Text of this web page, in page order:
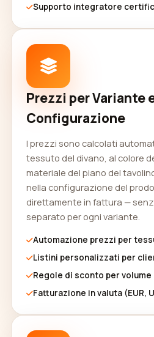
Supporto integratore
Prezzi per Variante
Configurazione
I prezzi sono calcolati
tessuto del divano, al colore
materiale del piano del
nella configurazione del
direttamente in fattura —
separato per ogni variante.
Automazione prezzi per
Listini personalizzati per
Regole di sconto per volume
Fatturazione in valuta (EUR,